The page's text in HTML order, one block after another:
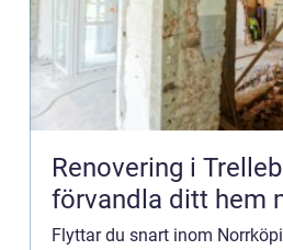
Renovering i
förvandla ditt hem
Flyttar du snart inom